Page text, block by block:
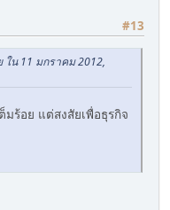
#13
ใน 11 มกราคม 2012,
ร้อย แต่สงสัยเพื่อธุรกิจ